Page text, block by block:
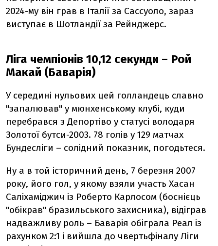
2024-му він грав в Італії за Сассуоло, зараз
виступає в Шотландії за Рейнджерс.
Ліга чемпіонів 10,12 секунди – Рой
Макай (Баварія)
У середині нульових цей голландець славно
"запалював" у мюнхенському клубі, куди
перебрався з Депортіво у статусі володаря
Золотої бутси-2003. 78 голів у 129 матчах
Бундесліги – солідний показник, погодьтеся.
Ну а в той історичний день, 7 березня 2007
року, його гол, у якому взяли участь Хасан
Саліхаміджич із Роберто Карлосом (боснієць
"обікрав" бразильського захисника), відіграв
надважливу роль – Баварія обіграла Реал із
рахунком 2:1 і вийшла до чвертьфіналу Ліги